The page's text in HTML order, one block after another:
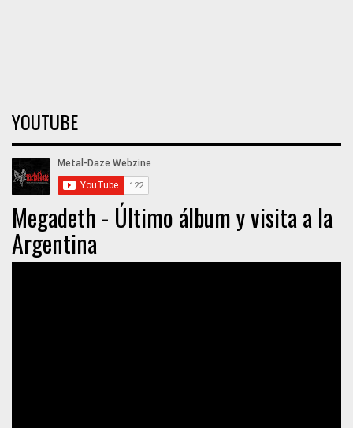
YOUTUBE
Megadeth - Último álbum y visita a la
Argentina